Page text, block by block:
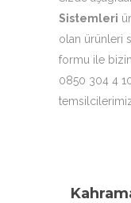
Sistemleri
olan ürünleri
formu ile
0850 304 4